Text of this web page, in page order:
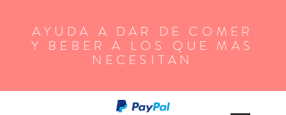
AYUDA A DAR DE COMER
Y BEBER A LOS QUE MAS
NECESITAN